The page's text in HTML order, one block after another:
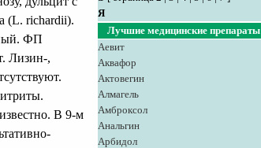
(L. richardii).
ФП
Лизин-,
В 9-м
Я
Лучшие медицинские препараты
Аевит
Аквафор
Актовегин
Алмагель
Амброксол
Анальгин
Арбидол